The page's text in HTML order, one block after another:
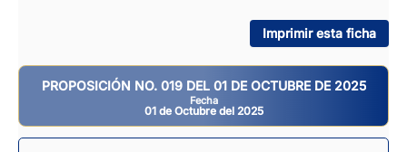
Imprimir esta ficha
PROPOSICIÓN NO. 019 DEL 01 DE OCTUBRE DE 2025
Fecha
01 de Octubre del 2025